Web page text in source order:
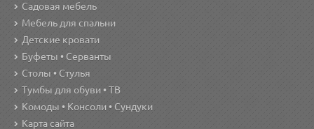
Садовая мебель
Мебель для спальни
Детские кровати
Буфеты • Серванты
Столы • Стулья
Тумбы для обуви • ТВ
Комоды • Консоли • Сундуки
Карта сайта